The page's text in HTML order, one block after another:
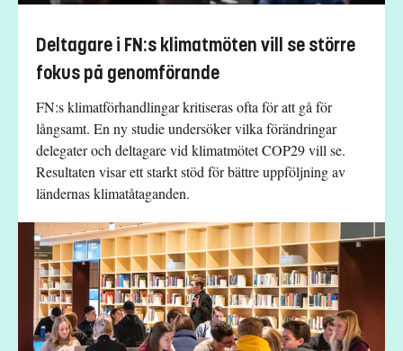
Deltagare i FN:s klimatmöten vill se större
fokus på genomförande
FN:s klimatförhandlingar kritiseras ofta för att gå för
långsamt. En ny studie undersöker vilka förändringar
delegater och deltagare vid klimatmötet COP29 vill se.
Resultaten visar ett starkt stöd för bättre uppföljning av
ländernas klimatåtaganden.